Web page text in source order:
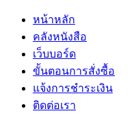
หน้าหลัก
คลังหนังสือ
เว็บบอร์ด
ขั้นตอนการสั่งซื้อ
แจ้งการชำระเงิน
ติดต่อเรา